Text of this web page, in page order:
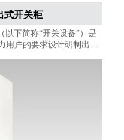
式开关柜
以下简称“开关设备”）是
户的要求设计研制出的
。开关设备适用于发电
层建筑等行业的配电系统